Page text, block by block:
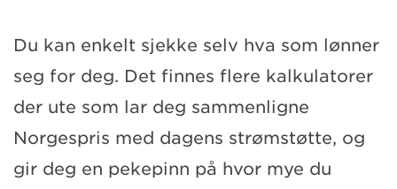
Du kan enkelt sjekke selv hva som lønner
seg for deg. Det finnes flere kalkulatorer
der ute som lar deg sammenligne
Norgespris med dagens strømstøtte, og
gir deg en pekepinn på hvor mye du